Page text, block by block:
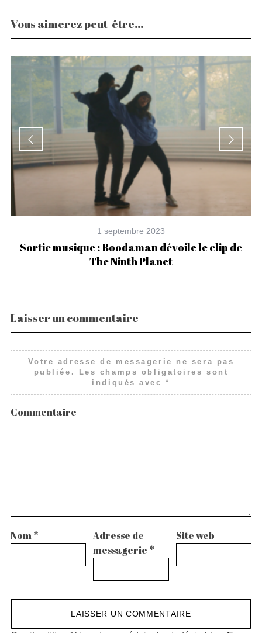
Vous aimerez peut-être...
1 septembre 2023
Sortie musique : Boodaman dévoile le clip de
The Ninth Planet
Laisser un commentaire
Votre adresse de messagerie ne sera pas
publiée.
Les champs obligatoires sont
indiqués avec*
Commentaire
Nom*
Adresse de
messagerie *
Site web